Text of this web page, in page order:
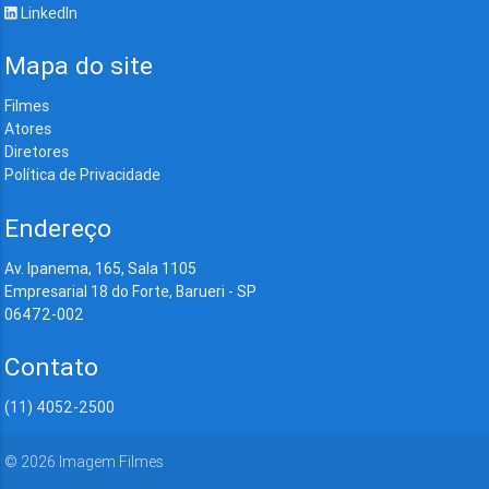
LinkedIn
Mapa do site
Filmes
Atores
Diretores
Política de Privacidade
Endereço
Av. Ipanema, 165, Sala 1105
Empresarial 18 do Forte, Barueri - SP
06472-002
Contato
(11) 4052-2500
© 2026 Imagem Filmes